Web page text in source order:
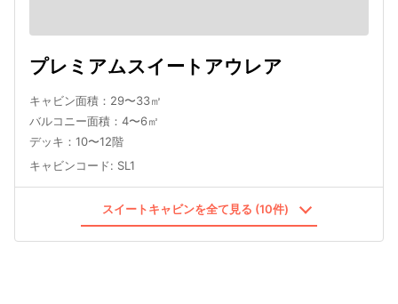
プレミアムスイートアウレア
キャビン面積：29〜33㎡
バルコニー面積：4〜6㎡
デッキ：10〜12階
キャビンコード: SL1
スイートキャビンを全て見る (10件)